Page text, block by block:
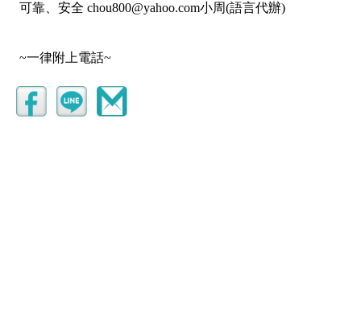
可靠、安全 chou800@yahoo.com小周(語言代辦)
~一律附上電話~